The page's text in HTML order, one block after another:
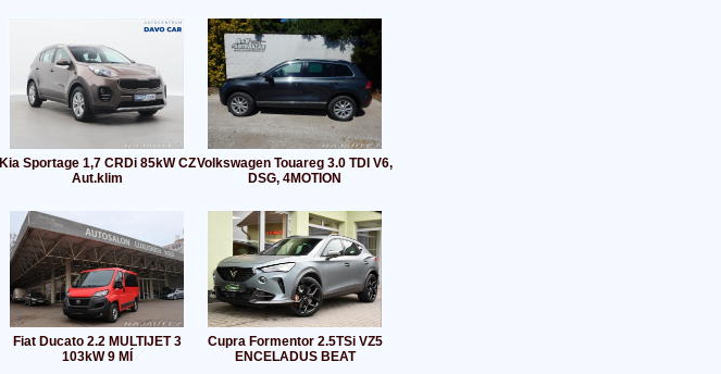
Kia Sportage 1,7 CRDi 85kW CZ
Aut.klim
Volkswagen Touareg 3.0 TDI V6,
DSG, 4MOTION
Fiat Ducato 2.2 MULTIJET 3
103kW 9 MÍ
Cupra Formentor 2.5TSi VZ5
ENCELADUS BEAT